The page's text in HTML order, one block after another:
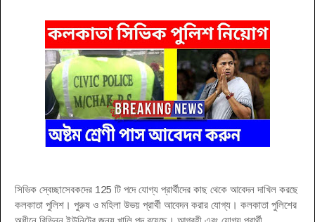
সিভিক স্বেচ্ছাসেবকদের 125 টি পদে যোগ্য প্রার্থীদের কাছ থেকে আবেদন দাখিল করছে
কলকাতা পুলিশ। পুরুষ ও মহিলা উভয় প্রার্থী আবেদন করার যোগ্য। কলকাতা পুলিশের